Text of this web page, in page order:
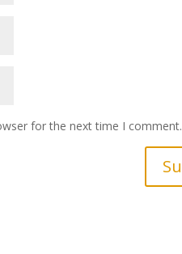
for the next time I comment.